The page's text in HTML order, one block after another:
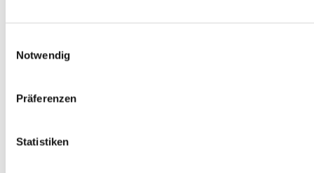
Notwendig
Präferenzen
Statistiken